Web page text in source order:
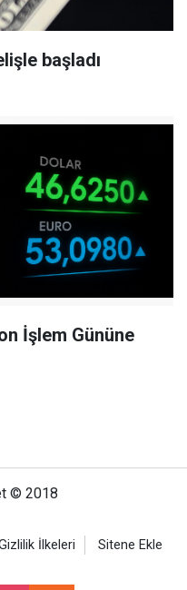
başladı
İşlem Gününe
© 2018
İlkeleri Sitene Ekle